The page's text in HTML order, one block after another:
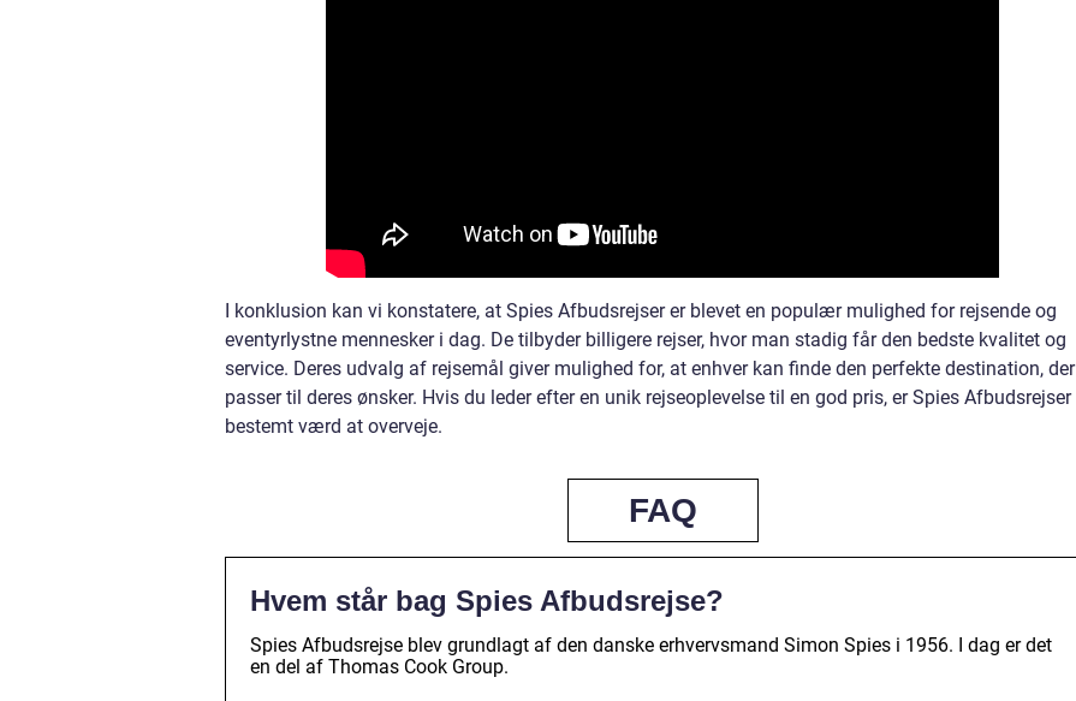
I konklusion kan vi konstatere, at Spies Afbudsrejser er blevet en populær mulighed for rejsende og
eventyrlystne mennesker i dag. De tilbyder billigere rejser, hvor man stadig får den bedste kvalitet og
service. Deres udvalg af rejsemål giver mulighed for, at enhver kan finde den perfekte destination, der
passer til deres ønsker. Hvis du leder efter en unik rejseoplevelse til en god pris, er Spies Afbudsrejser
bestemt værd at overveje.
FAQ
Hvem står bag Spies Afbudsrejse?
Spies Afbudsrejse blev grundlagt af den danske erhvervsmand Simon Spies i 1956. I dag er det
en del af Thomas Cook Group.